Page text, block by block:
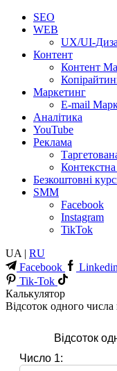
SEO
WEB
UX/UI-
Контент
Контент
Маркетинг
E-mail
Аналітика
YouTube
Реклама
Безкоштовні
SMM
Facebook
Instagram
TikTok
UA | RU
Facebook
Linkedin
Tik-Tok
Калькулятор
Відсоток одного числа
Відсоток
Число 1: